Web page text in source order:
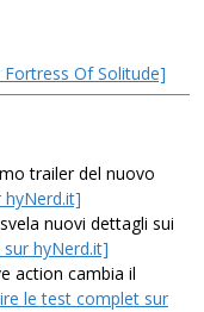
Of Solitude]
trailer del nuovo
nuovi dettagli sui
hyNerd.it]
action cambia il
le test complet sur